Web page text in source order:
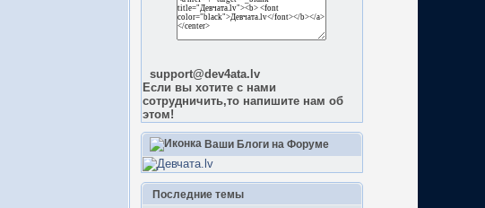
support@dev4ata.lv
Если вы хотите с нами
сотрудничить,то напишите нам об
этом!
Ваши Блоги на Форуме
Последние темы